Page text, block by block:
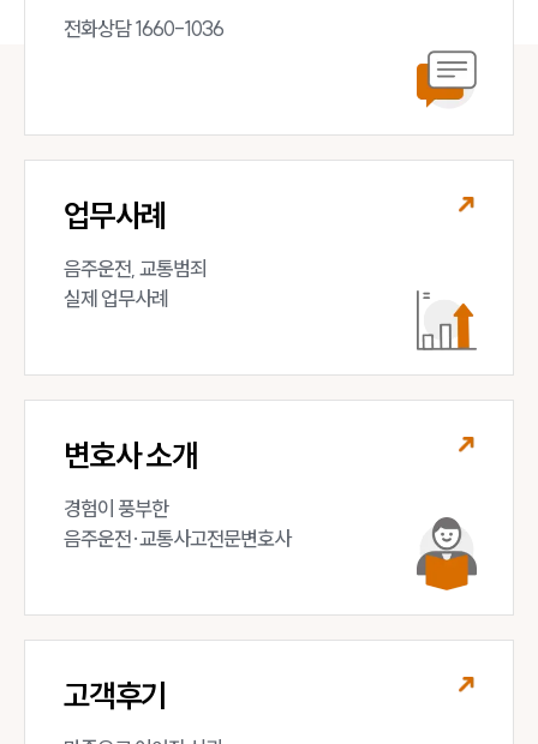
전화상담 1660-1036
업무사례
음주운전, 교통범죄
실제 업무사례
변호사 소개
경험이 풍부한
음주운전·교통사고전문변호사
고객후기